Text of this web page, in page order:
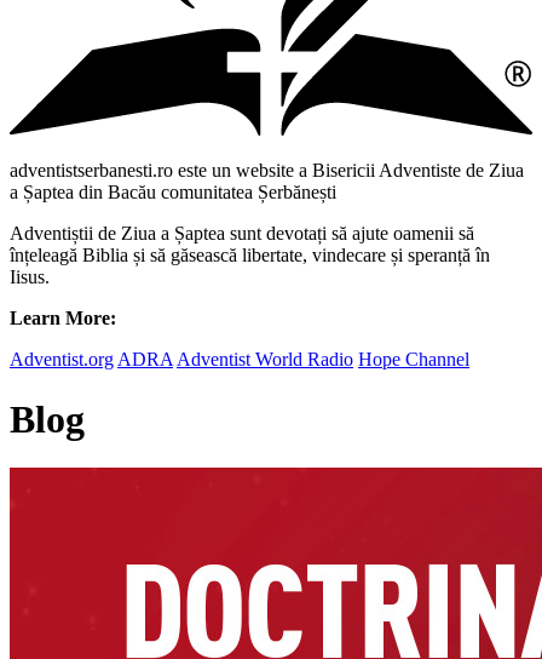
adventistserbanesti.ro este un website a Bisericii Adventiste de Ziua
a Șaptea din Bacău comunitatea Șerbănești
Adventiștii de Ziua a Șaptea sunt devotați să ajute oamenii să
înțeleagă Biblia și să găsească libertate, vindecare și speranță în
Iisus.
Learn More:
Adventist.org ADRA Adventist World Radio Hope Channel
Blog